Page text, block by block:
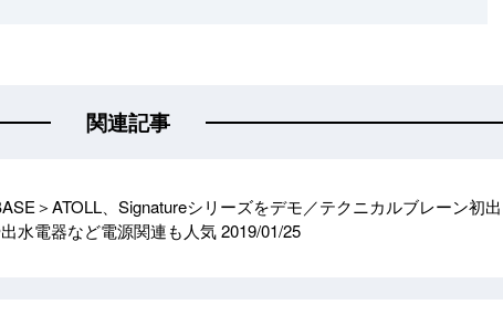
関連記事
＞ATOLL、Signatureシリーズをデモ／テクニカルブレーン初出
水電器など電源関連も人気2019/01/25